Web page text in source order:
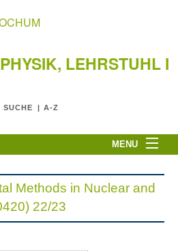
LEHRSTUHL I
SUCHE A-Z
MENU
Methods in Nuclear and
22/23